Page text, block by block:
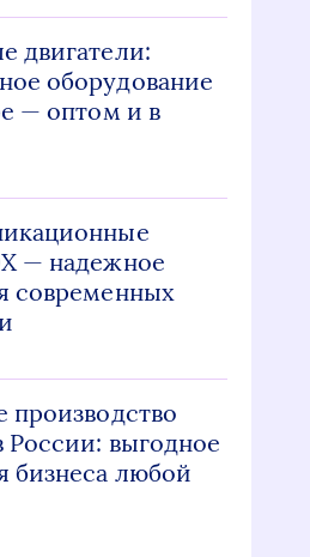
двигатели:
оборудование
— оптом и в
— надежное
современных
производство
России: выгодное
бизнеса любой